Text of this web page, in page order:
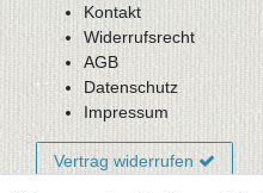
Kontakt
Widerrufsrecht
AGB
Datenschutz
Impressum
Vertrag widerrufen